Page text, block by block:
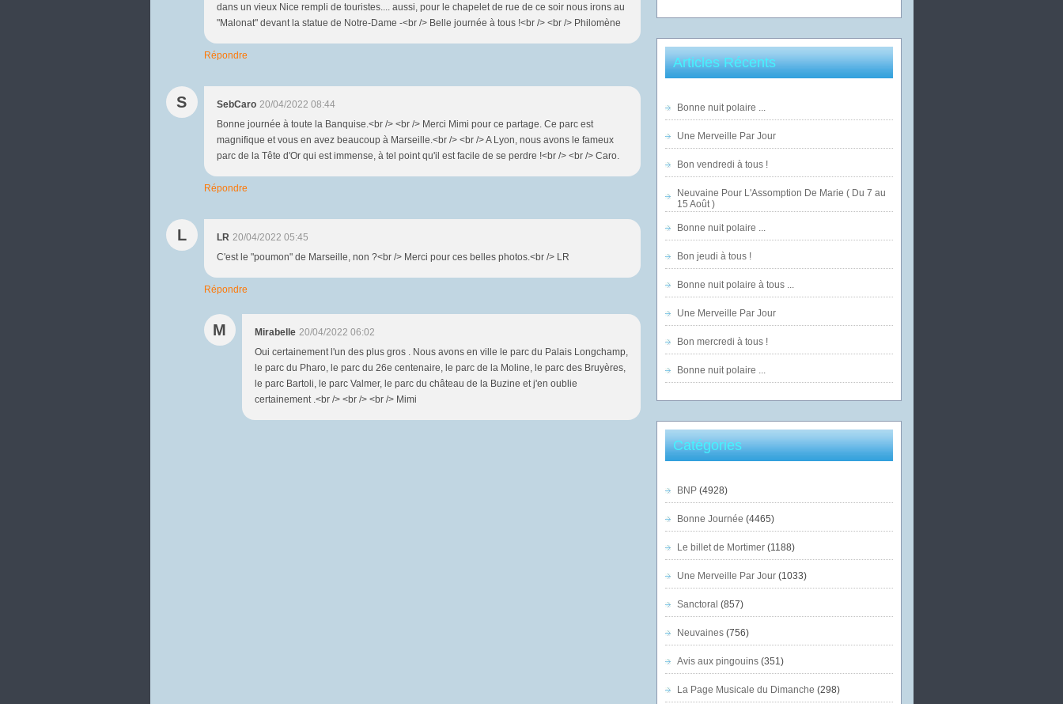
dans un vieux Nice rempli de touristes.... aussi, pour le chapelet de rue de ce soir nous irons au
"Malonat" devant la statue de Notre-Dame -<br /> Belle journée à tous !<br /> <br /> Philomène
Répondre
S SebCaro 20/04/2022 08:44
Bonne journée à toute la Banquise.<br /> <br /> Merci Mimi pour ce partage. Ce parc est
magnifique et vous en avez beaucoup à Marseille.<br /> <br /> A Lyon, nous avons le fameux
parc de la Tête d'Or qui est immense, à tel point qu'il est facile de se perdre !<br /> <br /> Caro.
Répondre
L LR 20/04/2022 05:45
C'est le "poumon" de Marseille, non ?<br /> Merci pour ces belles photos.<br /> LR
Répondre
M Mirabelle 20/04/2022 06:02
Oui certainement l'un des plus gros . Nous avons en ville le parc du Palais Longchamp,
le parc du Pharo, le parc du 26e centenaire, le parc de la Moline, le parc des Bruyères,
le parc Bartoli, le parc Valmer, le parc du château de la Buzine et j'en oublie
certainement .<br /> <br /> <br /> Mimi
Articles Récents
Bonne nuit polaire ...
Une Merveille Par Jour
Bon vendredi à tous !
Neuvaine Pour L'Assomption De Marie ( Du 7 au
15 Août )
Bonne nuit polaire ...
Bon jeudi à tous !
Bonne nuit polaire à tous ...
Une Merveille Par Jour
Bon mercredi à tous !
Bonne nuit polaire ...
Catégories
BNP(4928)
Bonne Journée (4465)
Le billet de Mortimer(1188)
Une Merveille Par Jour(1033)
Sanctoral (857)
Neuvaines(756)
Avis aux pingouins(351)
La Page Musicale du Dimanche (298)